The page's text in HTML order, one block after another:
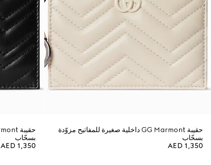
حقيبة GG Marmont داخلية صغيرة للمفاتيح مزوّدة
بسحّاب
AED 1,350
بسحّاب
AED 1,350